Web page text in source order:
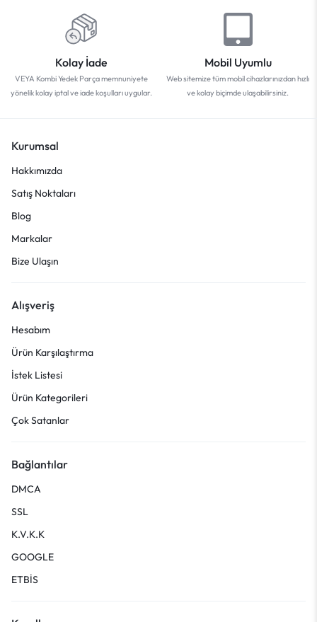
Kolay İade
VEYA Kombi Yedek Parça memnuniyete
yönelik kolay iptal ve iade koşulları uygular.
Mobil Uyumlu
Web sitemize tüm mobil cihazlarınızdan hızlı
ve kolay biçimde ulaşabilirsiniz.
Kurumsal
Hakkımızda
Satış Noktaları
Blog
Markalar
Bize Ulaşın
Alışveriş
Hesabım
Ürün Karşılaştırma
İstek Listesi
Ürün Kategorileri
Çok Satanlar
Bağlantılar
DMCA
SSL
K.V.K.K
GOOGLE
ETBİS